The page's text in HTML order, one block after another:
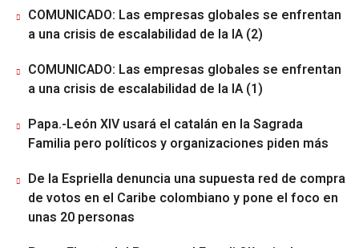
COMUNICADO: Las empresas globales se enfrentan
a una crisis de escalabilidad de la IA (2)
COMUNICADO: Las empresas globales se enfrentan
a una crisis de escalabilidad de la IA (1)
Papa.-León XIV usará el catalán en la Sagrada
Familia pero políticos y organizaciones piden más
De la Espriella denuncia una supuesta red de compra
de votos en el Caribe colombiano y pone el foco en
unas 20 personas